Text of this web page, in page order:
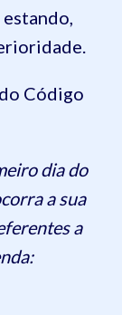
Código
dia do
a sua
a